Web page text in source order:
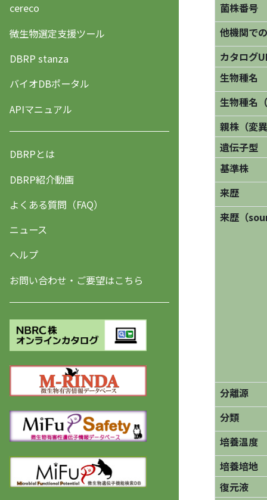
cereco
微生物選定支援ツール
DBRP stanza
バイオDBポータル
APIマニュアル
DBRPとは
DBRP紹介動画
よくある質問（FAQ）
ニュース
ヘルプ
お問い合わせ・ご要望はこちら
菌株番号
他機関で
カタログ
生物種名
生物種名
親株（変
遺伝子型
基準株
来歴
来歴（
分離源
分類
培養温度
培養培地
復元液